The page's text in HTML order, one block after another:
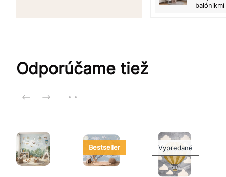
balónikmi
Odporúčame tiež
Bestseller Vypredané